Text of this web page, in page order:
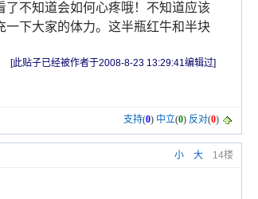
不知道会如何心疼哦！不知道应该
下大家的体力。这半瓶红牛和半块
[此贴子已经被作者于2008-8-23 13:29:41编辑过]
支持(0) 中立(0) 反对(0)
小 大 14楼